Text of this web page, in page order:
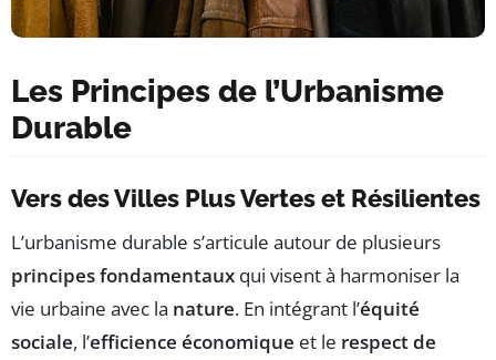
Les Principes de l’Urbanisme
Durable
Vers des Villes Plus Vertes et Résilientes
L’urbanisme durable s’articule autour de plusieurs
principes fondamentaux qui visent à harmoniser la
vie urbaine avec la nature. En intégrant l’équité
sociale, l’efficience économique et le respect de